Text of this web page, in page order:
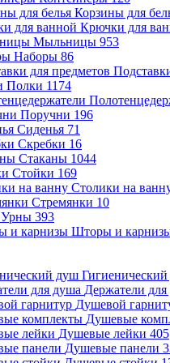
Корзины для
Крючки для
Мыльницы 953
Наборы 86
Полки 1174
Поручни 196
Сиденья 71
Скребки 16
Стаканы 1044
Стойки 169
Столики на
Стремянки 10
Урны 393
Шторы и
Держатели
Душевой
Душевые
Душевые лейки 405
Душевые панели